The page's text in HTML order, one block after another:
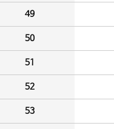
49
50
51
52
53